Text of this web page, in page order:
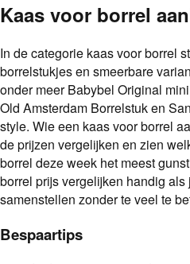
Kaas voor borrel
In de categorie kaas voor borrel
borrelstukjes en smeerbare
onder meer Babybel Original
Old Amsterdam Borrelstuk en
style. Wie een kaas voor borrel
de prijzen vergelijken en zien
borrel deze week het meest
borrel prijs vergelijken handig
samenstellen zonder te veel te
Bespaartips